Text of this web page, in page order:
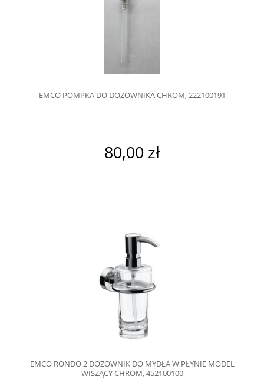
EMCO POMPKA DO DOZOWNIKA CHROM, 222100191
80,00 zł
EMCO RONDO 2 DOZOWNIK DO MYDŁA W PŁYNIE MODEL
WISZĄCY CHROM, 452100100